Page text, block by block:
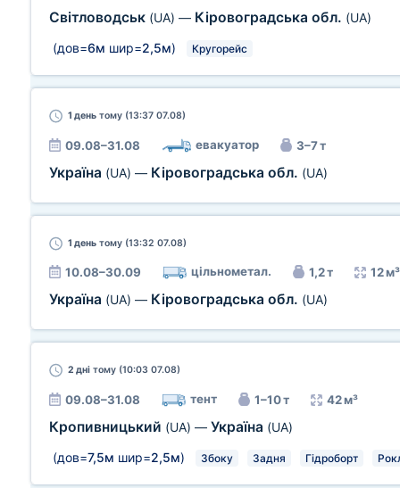
Світловодськ (UA) — Кіровоградська обл. (UA)
(дов=6м шир=2,5м) Кругорейс
1 день тому (13:37 07.08)
09.08–31.08 евакуатор 3–7 т
Україна (UA) — Кіровоградська обл. (UA)
1 день тому (13:32 07.08)
10.08–30.09 цільнометал. 1,2 т 12 м³
Україна (UA) — Кіровоградська обл. (UA)
2 дні тому (10:03 07.08)
09.08–31.08 тент 1–10 т 42 м³
Кропивницький (UA) — Україна (UA)
(дов=7,5м шир=2,5м) Збоку Задня Гідроборт